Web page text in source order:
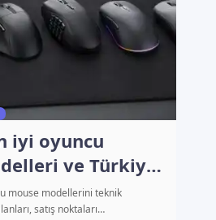
iyi oyuncu
ve Türkiye
mouse modellerini teknik
satış noktaları…